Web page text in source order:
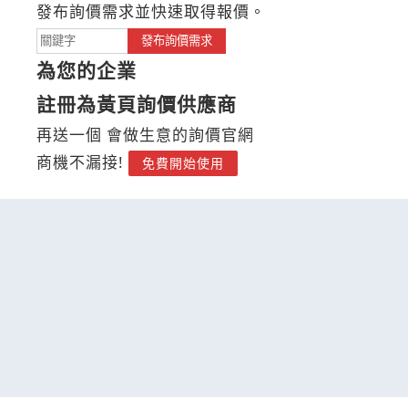
發布詢價需求並快速取得報價。
發布詢價需求
為您的企業
註冊為黃頁詢價供應商
再送一個 會做生意的詢價官網
商機不漏接!
免費開始使用